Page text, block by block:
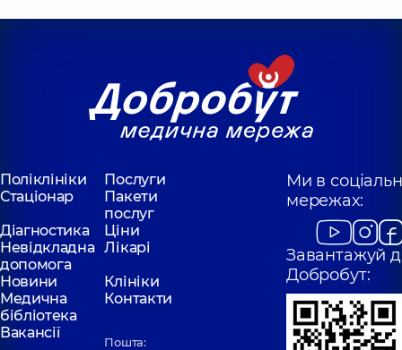
Поліклініки
Послуги
Стаціонар
Пакети
послуг
Діагностика
Ціни
Невідкладна
допомога
Лікарі
Новини
Клініки
Медична
бібліотека
Контакти
Вакансії
Пошта:
Ми в
мережах:
Завантажуй
Добробут: